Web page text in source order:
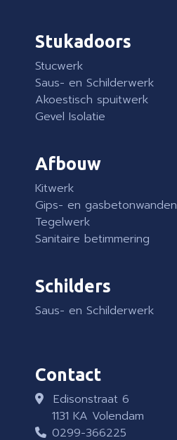
Stukadoors
Stucwerk
Saus- en Schilderwerk
Akoestisch spuitwerk
Gevel Isolatie
Afbouw
Kitwerk
Gips- en gasbetonwanden
Tegelwerk
Sanitaire betimmering
Schilders
Saus- en Schilderwerk
Contact
Edisonstraat 6
1131 KA Volendam
0299-366225